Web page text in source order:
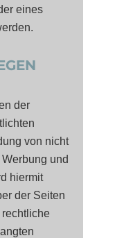
eines
der
von nicht
und
hiermit
der Seiten